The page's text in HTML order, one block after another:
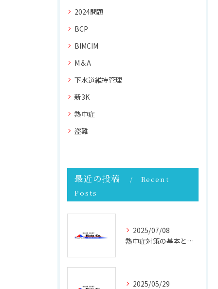
2024問題
BCP
BIMCIM
M＆A
下水道維持管理
新3K
熱中症
盗難
最近の投稿
Recent
Posts
2025/07/08
熱中症対策の基本と現場で実践できる効果的な方法
2025/05/29